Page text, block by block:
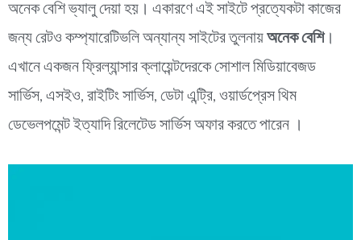
অনেক বেশি ভ্যালু দেয়া হয়। একারণে এই সাইটে প্রত্যেকটা কাজের
জন্য রেটও কম্প্যারেটিভলি অন্যান্য সাইটের তুলনায় অনেক বেশি।
এখানে একজন ফ্রিল্যান্সার ক্লায়েন্টদেরকে সোশাল মিডিয়াবেজড
সার্ভিস, এসইও, রাইটিং সার্ভিস, ডেটা এন্ট্রি, ওয়ার্ডপ্রেস থিম
ডেভেলপমেন্ট ইত্যাদি রিলেটেড সার্ভিস অফার করতে পারেন ।